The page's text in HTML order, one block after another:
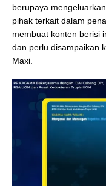
berupaya
pihak terkait dalam
membuat konten berisi
dan perlu disampaikan
Maxi.